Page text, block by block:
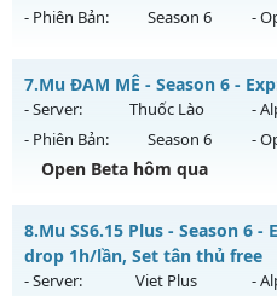
Exp: 220x - Drop: 20%
Thể loại: Mu Nguyên bản
Antihack: IGMU.DEV
- Phiên Bản:
Season 6 -
CUSTOM SEASON 6.15 - Đua
Mu mới ra tháng 08 2026 - Mở
13h ngày 05/08/2626
Exp: 9999x - Drop: 90%
Thể loại: Mu Bán Đồ Full
Antihack: Phoenix Season 6.15
7.Mu ĐAM MÊ - Season 6 -
- Server: Thuốc Lào -
- Phiên Bản:
Season 6 -
Open Beta hôm qua
Mu ĐAM MÊ - Giải trí
Mu mới ra tháng 08 2026 - Mở
ngày 07/08/2626
8.Mu SS6.15 Plus - Season 6 -
drop 1h/lần, Set tân thủ free
- Server: Viet Plus -